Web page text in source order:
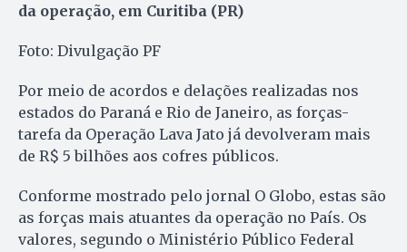
da operação, em Curitiba (PR)
Foto: Divulgação PF
Por meio de acordos e delações realizadas nos
estados do Paraná e Rio de Janeiro, as forças-
tarefa da Operação Lava Jato já devolveram mais
de R$ 5 bilhões aos cofres públicos.
Conforme mostrado pelo jornal O Globo, estas são
as forças mais atuantes da operação no País. Os
valores, segundo o Ministério Público Federal